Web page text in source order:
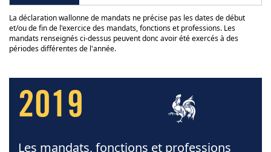
La déclaration wallonne de mandats ne précise pas les dates de début
et/ou de fin de l'exercice des mandats, fonctions et professions. Les
mandats renseignés ci-dessus peuvent donc avoir été exercés à des
périodes différentes de l'année.
2019
Les mandats, fonctions et professions